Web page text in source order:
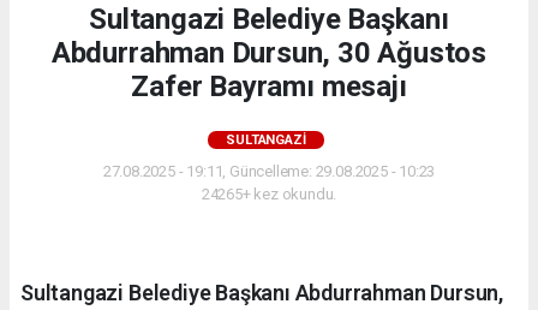
Sultangazi Belediye Başkanı
Abdurrahman Dursun, 30 Ağustos
Zafer Bayramı mesajı
SULTANGAZI
27.08.2025 - 19:11, Güncelleme: 29.08.2025 - 10:23
24265+ kez okundu.
Sultangazi Belediye Başkanı Abdurrahman Dursun,